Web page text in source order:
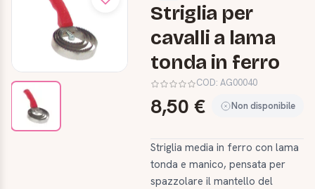
Striglia per
cavalli a lama
tonda in ferro
COD:AG00040
8,50 € Non disponibile
Striglia media in ferro con lama
tonda e manico, pensata per
spazzolare il mantello del